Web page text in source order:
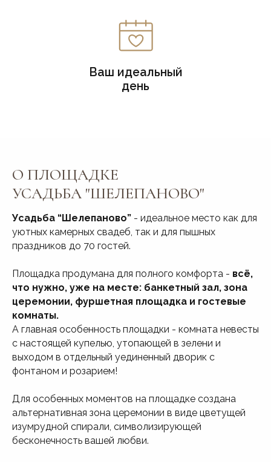
О ПЛОЩАДКЕ
УСАДЬБА "ШЕЛЕПАНОВО"
Усадьба “Шелепаново” - идеальное место как для
уютных камерных свадеб, так и для пышных
праздников до 70 гостей.
Площадка продумана для полного комфорта - всё,
что нужно, уже на месте: банкетный зал, зона
церемонии, фуршетная площадка и гостевые
комнаты.
А главная особенность площадки - комната невесты
с настоящей купелью, утопающей в зелени и
выходом в отдельный уединенный дворик с
фонтаном и розарием!
Для особенных моментов на площадке создана
альтернативная зона церемонии в виде цветущей
изумрудной спирали, символизирующей
бесконечность вашей любви.